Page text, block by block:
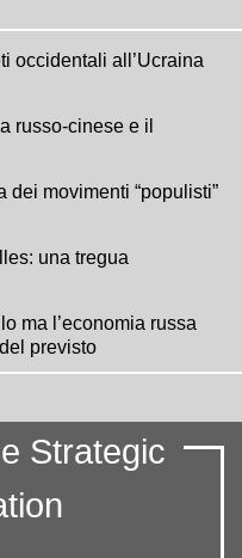
occidentali all’Ucraina
russo-cinese e il
dei movimenti “populisti”
una tregua
ma l’economia russa
previsto
Strategic